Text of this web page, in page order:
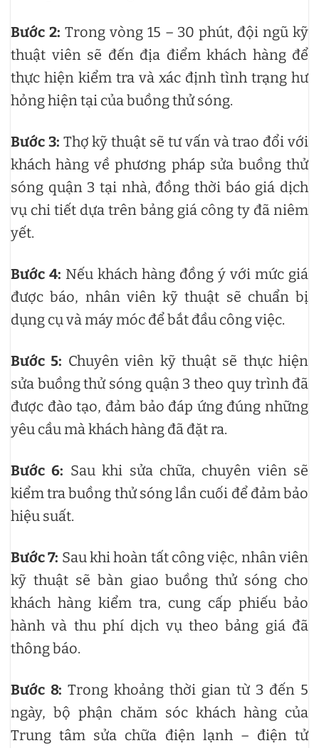
Bước 2: Trong vòng 15 – 30 phút, đội ngũ kỹ
thuật viên sẽ đến địa điểm khách hàng để
thực hiện kiểm tra và xác định tình trạng hư
hỏng hiện tại của buồng thử sóng.
Bước 3: Thợ kỹ thuật sẽ tư vấn và trao đổi với
khách hàng về phương pháp sửa buồng thử
sóng quận 3 tại nhà, đồng thời báo giá dịch
vụ chi tiết dựa trên bảng giá công ty đã niêm
yết.
Bước 4: Nếu khách hàng đồng ý với mức giá
được báo, nhân viên kỹ thuật sẽ chuẩn bị
dụng cụ và máy móc để bắt đầu công việc.
Bước 5: Chuyên viên kỹ thuật sẽ thực hiện
sửa buồng thử sóng quận 3 theo quy trình đã
được đào tạo, đảm bảo đáp ứng đúng những
yêu cầu mà khách hàng đã đặt ra.
Bước 6: Sau khi sửa chữa, chuyên viên sẽ
kiểm tra buồng thử sóng lần cuối để đảm bảo
hiệu suất.
Bước 7: Sau khi hoàn tất công việc, nhân viên
kỹ thuật sẽ bàn giao buồng thử sóng cho
khách hàng kiểm tra, cung cấp phiếu bảo
hành và thu phí dịch vụ theo bảng giá đã
thông báo.
Bước 8: Trong khoảng thời gian từ 3 đến 5
ngày, bộ phận chăm sóc khách hàng của
Trung tâm sửa chữa điện lạnh – điện tử